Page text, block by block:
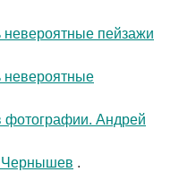
невероятные пейзажи
невероятные
фотографии. Андрей
Чернышев .